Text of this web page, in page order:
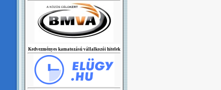
Kedvezményes kamatozású vállalkozói hitelek